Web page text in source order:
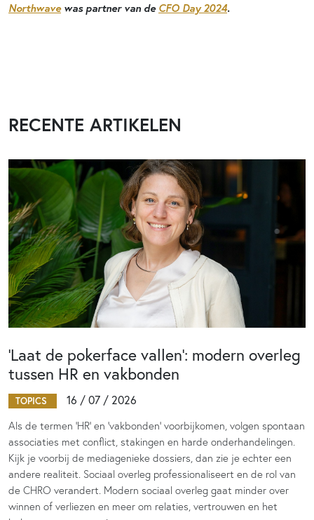
Northwavewas partner van de CFO Day 2024.
RECENTE ARTIKELEN
‘Laat de pokerface vallen’: modern overleg
tussen HR en vakbonden
TOPICS 16 / 07 / 2026
Als de termen 'HR' en 'vakbonden' voorbijkomen, volgen spontaan
associaties met conflict, stakingen en harde onderhandelingen.
Kijk je voorbij de mediagenieke dossiers, dan zie je echter een
andere realiteit. Sociaal overleg professionaliseert en de rol van
de CHRO verandert. Modern sociaal overleg gaat minder over
winnen of verliezen en meer om relaties, vertrouwen en het